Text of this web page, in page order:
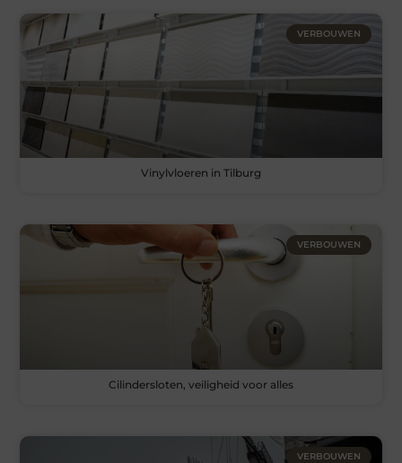
VERBOUWEN
Vinylvloeren in Tilburg
VERBOUWEN
Cilindersloten, veiligheid voor alles
VERBOUWEN